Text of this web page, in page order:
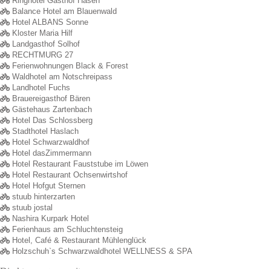
Balance Hotel am Blauenwald
Hotel ALBANS Sonne
Kloster Maria Hilf
Landgasthof Solhof
RECHTMURG 27
Ferienwohnungen Black & Forest
Waldhotel am Notschreipass
Landhotel Fuchs
Brauereigasthof Bären
Gästehaus Zartenbach
Hotel Das Schlossberg
Stadthotel Haslach
Hotel Schwarzwaldhof
Hotel dasZimmermann
Hotel Restaurant Fauststube im Löwen
Hotel Restaurant Ochsenwirtshof
Hotel Hofgut Sternen
stuub hinterzarten
stuub jostal
Nashira Kurpark Hotel
Ferienhaus am Schluchtensteig
Hotel, Café & Restaurant Mühlenglück
Holzschuh`s Schwarzwaldhotel WELLNESS & SPA